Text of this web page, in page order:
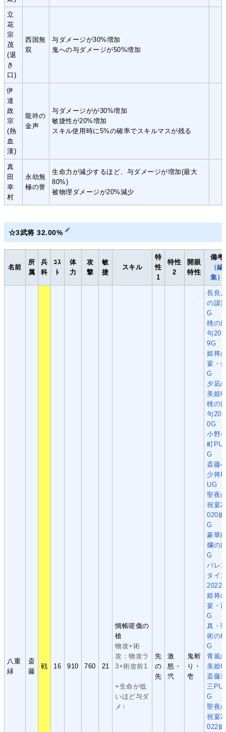
立
花
宗
茂
(退
き
口)
西国無
双
与ダメージが30%増加
鬼への与ダメージが50%増加
伊
達
政
宗
(熱
血
漢)
龍吟の
金声
与ダメージがが30%増加
敏捷性が20%増加
スキル使用時に5%の確率でスキルマスが残る
真
田
幸
村
永劫無
極の誉
生命力が減少するほど、与ダメージが増加(最大
80%)
被物理ダメージが20%減少
☆3武将 32.00%
名前
所
属
兵
科
ｺｽ
ﾄ
体
力
攻
撃
敏
捷
スキル
特
性
1
特性
2
開眼
特性
備考
（編
集）
八重
緑
斎
藤
戦 16 910 760 21
惆帳嗟傷の
槍
物攻+術
攻：物攻ラ
3+術攻前1
+生命が低
いほど与ダ
メ↑
先
の
先
激
怒・
弐
鬼斬
り・
壱
長良
の謀
G
桃の
句201
9G
姫将
宴・
G
夕凪
美姫G
桃の
句202
0G
小野
町PU
G
斎藤
少将P
UG
聖夜
祝宴2
020姫
G
豪華
爛の
G
バレ
タイ
姫将
宴・
G
真・
術の
G
青嵐
美姫G
斎藤
三PU
G
聖夜
祝宴2
022姫